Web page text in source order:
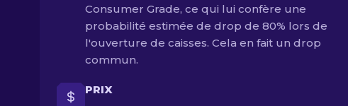
Consumer Grade, ce qui lui confère une
probabilité estimée de drop de 80% lors de
l'ouverture de caisses. Cela en fait un drop
commun.
PRIX